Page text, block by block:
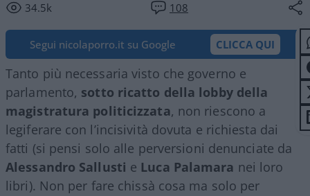
34.5k 108
Segui nicolaporro.it su Google CLICCA QUI
Tanto più necessaria visto che governo e
parlamento, sotto ricatto della lobby della
magistratura politicizzata, non riescono a
legiferare con l’incisività dovuta e richiesta dai
fatti (si pensi solo alle perversioni denunciate da
Alessandro Sallusti e Luca Palamara nei loro
libri). Non per fare chissà cosa ma solo per